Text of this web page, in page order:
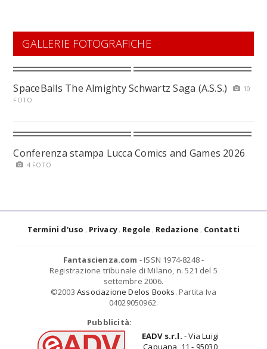
GALLERIE FOTOGRAFICHE
SpaceBalls The Almighty Schwartz Saga (A.S.S.)
10
FOTO
Conferenza stampa Lucca Comics and Games 2026
4 FOTO
Termini d'uso Privacy Regole Redazione Contatti
Fantascienza.com - ISSN 1974-8248 -
Registrazione tribunale di Milano, n. 521 del 5
settembre 2006.
©2003 Associazione Delos Books. Partita Iva
04029050962.
Pubblicità:
EADV s.r.l. - Via Luigi
Capuana, 11 - 95030